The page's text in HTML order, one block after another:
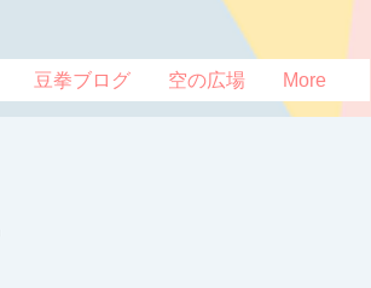
豆拳ブログ 空の広場 More